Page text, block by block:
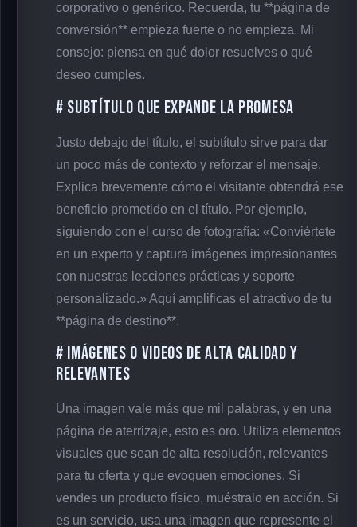
corporativo o genérico. Recuerda, tu **página de
conversión** empieza fuerte o no empieza. Mi
consejo: piensa en qué dolor resuelves o qué
deseo cumples.
# Subtítulo que Expande la Promesa
Justo debajo del título, el subtítulo sirve para dar
un poco más de contexto y reforzar el mensaje.
Explica brevemente cómo el visitante obtendrá ese
beneficio prometido en el título. Por ejemplo,
siguiendo con el curso de fotografía: «Conviértete
en un experto y captura imágenes impresionantes
con nuestras lecciones prácticas y soporte
personalizado.» Aquí amplificas el atractivo de tu
**página de destino**.
# Imágenes o Videos de Alta Calidad y
Relevantes
Una imagen vale más que mil palabras, y en una
página de aterrizaje, esto es oro. Utiliza elementos
visuales que sean de alta resolución, relevantes
para tu oferta y que evoquen emociones. Si
vendes un producto físico, muéstralo en acción. Si
es un servicio, usa una imagen que represente el